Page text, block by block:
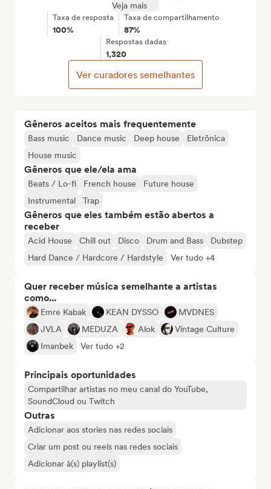
Gêneros aceitos mais frequentemente
Bass music Dance music Deep house
Eletrônica
House music
Gêneros que ele/ela ama
Beats / Lo-fi French house
Future house
Instrumental
Trap
Gêneros que eles também estão abertos a
receber
Acid House Chill out Disco Drum and Bass
Dubstep
Hard Dance / Hardcore / Hardstyle
Ver tudo +4
Quer receber música semelhante a artistas
como...
Emre Kabak KEAN DYSSO
MVDNES
JVLA
MEDUZA Alok
Vintage Culture
Imanbek
Ver tudo +2
Principais oportunidades
Compartilhar artistas no meu canal do YouTube,
SoundCloud ou Twitch
Outras
Adicionar aos stories nas redes sociais
Criar um post ou reels nas redes sociais
Adicionar à(s) playlist(s)
Veja mais
Taxa de resposta
100%
Taxa de compartilhamento
87%
Respostas dadas
1,320
Ver curadores semelhantes